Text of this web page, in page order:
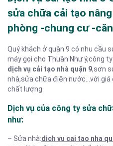
sửa chữa cải tạo
phòng -chung cư -
Quý khách ở quận 9 có nhu cầu
máy gọi cho Thuận Như ý,công
dịch vụ cải tạo nhà quận 9,sơn
nhà,sửa chữa điện nước…với
chất lượng.
Dịch vụ của công ty sửa
như:
– Sửa nhà:dich vu cai tao nha